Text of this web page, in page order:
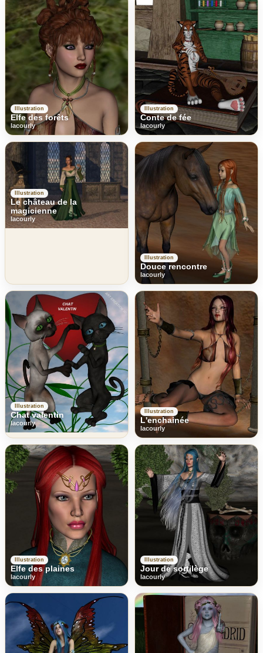
Illustration
Elfe des forêts
lacourly
Illustration
Conte de fée
lacourly
Illustration
Le château de la
magicienne
lacourly
Illustration
Douce rencontre
lacourly
Illustration
Chat valentin
lacourly
Illustration
L'enchainée
lacourly
Illustration
Elfe des plaines
lacourly
Illustration
Jour de sortilège
lacourly